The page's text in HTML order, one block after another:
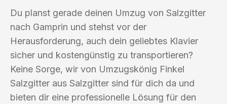
Du planst gerade deinen Umzug von Salzgitter
nach Gamprin und stehst vor der
Herausforderung, auch dein geliebtes Klavier
sicher und kostengünstig zu transportieren?
Keine Sorge, wir von Umzugskönig Finkel
Salzgitter aus Salzgitter sind für dich da und
bieten dir eine professionelle Lösung für den